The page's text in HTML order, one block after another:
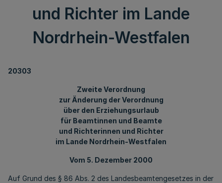
und Richter im Lande
Nordrhein-Westfalen
20303
Zweite Verordnung
zur Änderung der Verordnung
über den Erziehungsurlaub
für Beamtinnen und Beamte
und Richterinnen und Richter
im Lande Nordrhein-Westfalen
Vom 5. Dezember 2000
Auf Grund des § 86 Abs. 2 des Landesbeamtengesetzes in der